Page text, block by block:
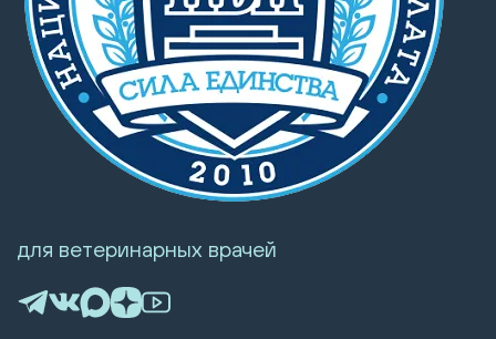
для ветеринарных врачей